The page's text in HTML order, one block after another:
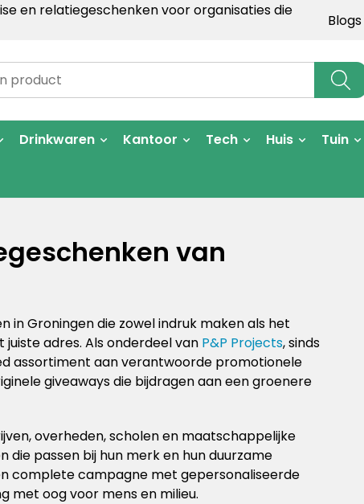
en relatiegeschenken voor organisaties die
Blogs
Drinkwaren Kantoor Tech Huis Tuin
van
in Groningen die zowel indruk maken als het
juiste adres. Als onderdeel van P&P Projects, sinds
assortiment aan verantwoorde promotionele
giveaways die bijdragen aan een groenere
overheden, scholen en maatschappelijke
passen bij hun merk en hun duurzame
complete campagne met gepersonaliseerde
met oog voor mens en milieu.